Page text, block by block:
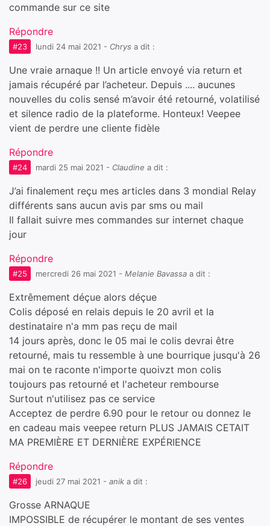
commande sur ce site
Répondre
#23 lundi 24 mai 2021 - Chrys a dit :
Une vraie arnaque !! Un article envoyé via return et
jamais récupéré par l’acheteur. Depuis .... aucunes
nouvelles du colis sensé m’avoir été retourné, volatilisé
et silence radio de la plateforme. Honteux! Veepee
vient de perdre une cliente fidèle
Répondre
#24 mardi 25 mai 2021 - Claudine a dit :
J’ai finalement reçu mes articles dans 3 mondial Relay
différents sans aucun avis par sms ou mail
Il fallait suivre mes commandes sur internet chaque
jour
Répondre
#25 mercredi 26 mai 2021 - Melanie Bavassa a dit :
Extrêmement déçue alors déçue
Colis déposé en relais depuis le 20 avril et la
destinataire n'a mm pas reçu de mail
14 jours après, donc le 05 mai le colis devrai être
retourné, mais tu ressemble à une bourrique jusqu'à 26
mai on te raconte n'importe quoivzt mon colis
toujours pas retourné et l'acheteur rembourse
Surtout n'utilisez pas ce service
Acceptez de perdre 6.90 pour le retour ou donnez le
en cadeau mais veepee return PLUS JAMAIS CETAIT
MA PREMIÈRE ET DERNIÈRE EXPÉRIENCE
Répondre
#26 jeudi 27 mai 2021 - anik a dit :
Grosse ARNAQUE
IMPOSSIBLE de récupérer le montant de ses ventes